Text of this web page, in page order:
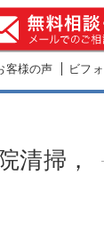
客様の声 ビフ
清掃，